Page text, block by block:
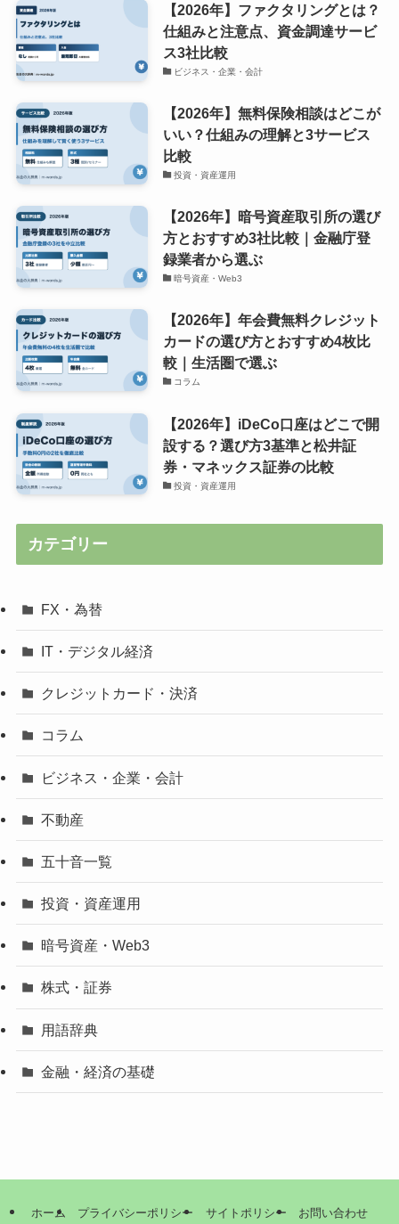
【2026年】ファクタリングとは？
仕組みと注意点、資金調達サービ
ス3社比較
ビジネス・企業・会計
【2026年】無料保険相談はどこが
いい？仕組みの理解と3サービス
比較
投資・資産運用
【2026年】暗号資産取引所の選び
方とおすすめ3社比較｜金融庁登
録業者から選ぶ
暗号資産・Web3
【2026年】年会費無料クレジット
カードの選び方とおすすめ4枚比
較｜生活圏で選ぶ
コラム
【2026年】iDeCo口座はどこで開
設する？選び方3基準と松井証
券・マネックス証券の比較
投資・資産運用
カテゴリー
FX・為替
IT・デジタル経済
クレジットカード・決済
コラム
ビジネス・企業・会計
不動産
五十音一覧
投資・資産運用
暗号資産・Web3
株式・証券
用語辞典
金融・経済の基礎
ホーム プライバシーポリシー サイトポリシー お問い合わせ